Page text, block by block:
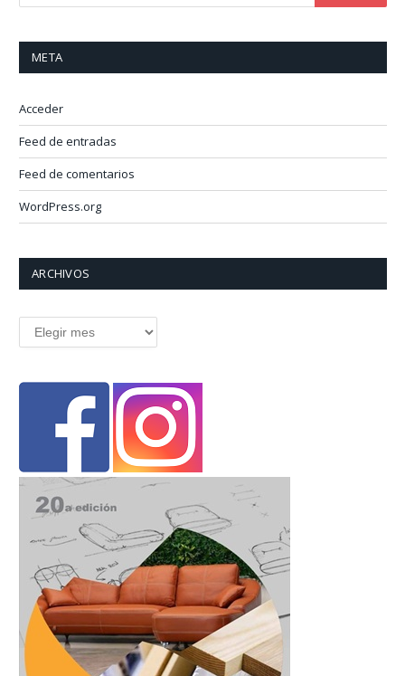
META
Acceder
Feed de entradas
Feed de comentarios
WordPress.org
ARCHIVOS
Archivos